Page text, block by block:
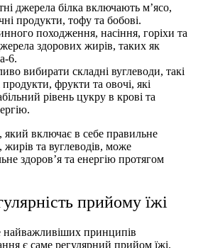
джерела білка включають м’ясо,
продукти, тофу та бобові.
походження, насіння, горіхи та
здорових жирів, таких як
6.
вибирати складні вуглеводи, такі
продукти, фрукти та овочі, які
рівень цукру в крові та
який включає в себе правильне
жирів та вуглеводів, може
здоров’я та енергію протягом
прийому їжі
найважливіших принципів
є саме регулярний прийом їжі.